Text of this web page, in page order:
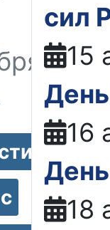
сил
15
16
18